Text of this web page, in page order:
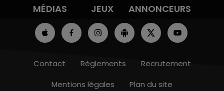
MÉDIAS
JEUX ANNONCEURS
Contact Règlements
Recrutement
Mentions légales
Plan du site